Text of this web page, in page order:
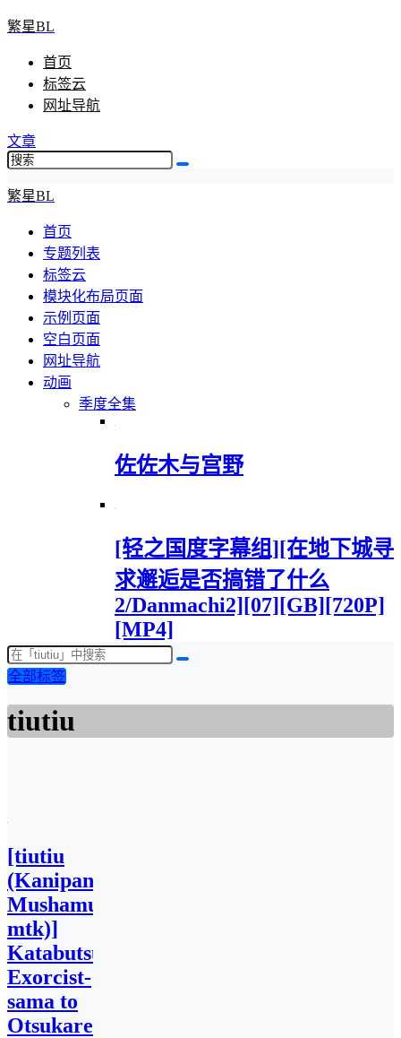
繁星BL
首页
标签云
网址导航
文章
繁星BL
首页
专题列表
标签云
模块化布局页面
示例页面
空白页面
网址导航
动画
季度全集
佐佐木与宫野
[轻之国度字幕组][在地下城寻
求邂逅是否搞错了什么
2/Danmachi2][07][GB][720P]
[MP4]
全部标签
tiutiu
[tiutiu
(Kanipan
Mushamusha,
mtk)]
Katabutsu
Exorcist-
sama to
Otsukare-